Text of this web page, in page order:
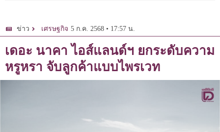
ข่าว เศรษฐกิจ 5 ก.ค. 2568 • 17:57 น.
เดอะ นาคา ไอส์แลนด์ฯ ยกระดับความ
หรูหรา จับลูกค้าแบบไพรเวท